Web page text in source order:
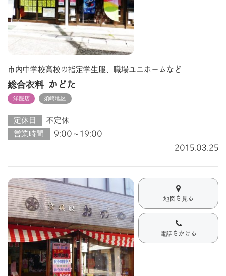
市内中学校高校の指定学生服、職場ユニホームなど
総合衣料 かどた
洋服店 須崎地区
定休日
不定休
営業時間
9:00～19:00
2015.03.25
地図を見る
電話をかける